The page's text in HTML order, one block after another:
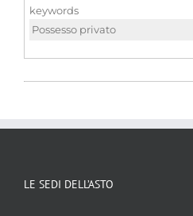
keywords
Possesso privato
LE SEDI DELL’ASTO